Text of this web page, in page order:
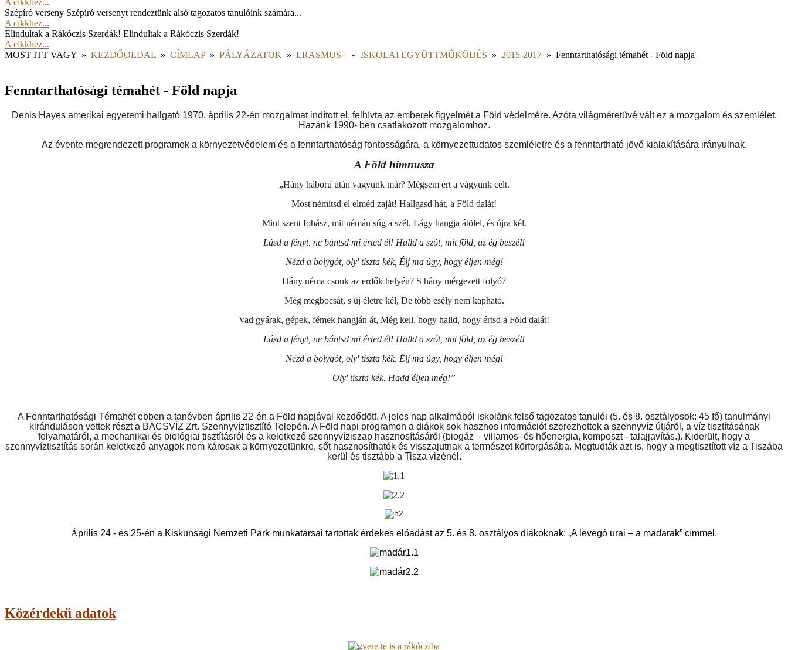
A cikkhez...
Szépíró verseny Szépíró versenyt rendeztünk alsó tagozatos tanulóink számára...
A cikkhez...
Elindultak a Rákóczis Szerdák! Elindultak a Rákóczis Szerdák!
A cikkhez...
MOST ITT VAGY » KEZDŐOLDAL » CÍMLAP » PÁLYÁZATOK » ERASMUS+ » ISKOLAI EGYÜTTMŰKÖDÉS » 2015-2017 » Fenntarthatósági témahét - Föld napja
Fenntarthatósági témahét - Föld napja
Denis Hayes amerikai egyetemi hallgató 1970. április 22-én mozgalmat indított el, felhívta az emberek figyelmét a Föld védelmére. Azóta világméretűvé vált ez a mozgalom és szemlélet.
Hazánk 1990- ben csatlakozott mozgalomhoz.
Az évente megrendezett programok a környezetvédelem és a fenntarthatóság fontosságára, a környezettudatos szemléletre és a fenntartható jövő kialakítására irányulnak.
A Föld himnusza
„Hány háború után vagyunk már? Mégsem ért a vágyunk célt.
Most némítsd el elméd zaját! Hallgasd hát, a Föld dalát!
Mint szent fohász, mit némán súg a szél. Lágy hangja átölel, és újra kél.
Lásd a fényt, ne bántsd mi érted él! Halld a szót, mit föld, az ég beszél!
Nézd a bolygót, oly' tiszta kék, Élj ma úgy, hogy éljen még!
Hány néma csonk az erdők helyén? S hány mérgezett folyó?
Még megbocsát, s új életre kél, De több esély nem kapható.
Vad gyárak, gépek, fémek hangján át, Még kell, hogy halld, hogy értsd a Föld dalát!
Lásd a fényt, ne bántsd mi érted él! Halld a szót, mit föld, az ég beszél!
Nézd a bolygót, oly' tiszta kék, Élj ma úgy, hogy éljen még!
Oly' tiszta kék. Hadd éljen még!”
A Fenntarthatósági Témahét ebben a tanévben április 22-én a Föld napjával kezdődött. A jeles nap alkalmából iskolánk felső tagozatos tanulói (5. és 8. osztályosok: 45 fő) tanulmányi
kiránduláson vettek részt a BÁCSVÍZ Zrt. Szennyvíztisztító Telepén. A Föld napi programon a diákok sok hasznos információt szerezhettek a szennyvíz útjáról, a víz tisztításának
folyamatáról, a mechanikai és biológiai tisztításról és a keletkező szennyvíziszap hasznosításáról (biogáz – villamos- és hőenergia, komposzt - talajjavítás.). Kiderült, hogy a
szennyvíztisztítás során keletkező anyagok nem károsak a környezetünkre, sőt hasznosíthatók és visszajutnak a természet körforgásába. Megtudták azt is, hogy a megtisztított víz a Tiszába
kerül és tisztább a Tisza vizénél.
Április 24 - és 25-én a Kiskunsági Nemzeti Park munkatársai tartottak érdekes előadást az 5. és 8. osztályos diákoknak: „A levegó urai – a madarak” címmel.
Közérdekű adatok